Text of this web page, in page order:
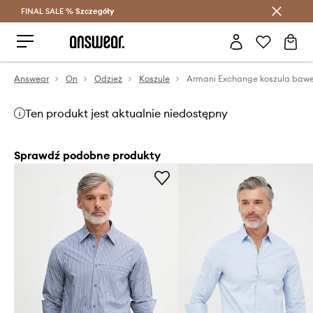
Oszczędzaj z Answear Club >
FINAL SALE % Szczegóły
Answear On Odzież Koszule
Ten produkt jest aktualnie niedostępny
Sprawdź podobne produkty